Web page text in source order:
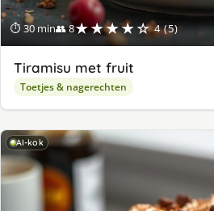
⏱ 30 min👥 8★★★★☆ 4 (5)
Tiramisu met fruit
Toetjes & nagerechten
AI-kok